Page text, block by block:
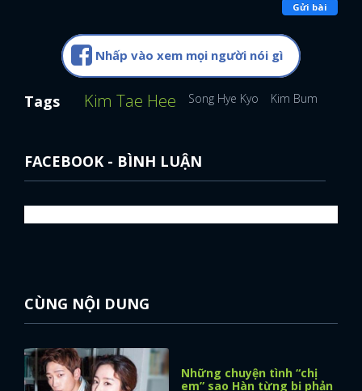
Gửi bài
Nhấp vào xem mọi người nói gì
Tags Kim Tae Hee Song Hye Kyo Kim Bum
FACEBOOK - BÌNH LUẬN
CÙNG NỘI DUNG
Những chuyện tình “chị
em” sao Hàn từng bị phản